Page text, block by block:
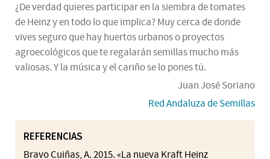
¿De verdad quieres participar en la siembra de tomates
de Heinz y en todo lo que implica? Muy cerca de donde
vives seguro que hay huertos urbanos o proyectos
agroecológicos que te regalarán semillas mucho más
valiosas. Y la música y el cariño se lo pones tú.
Juan José Soriano
Red Andaluza de Semillas
REFERENCIAS
Bravo Cuiñas, A. 2015. «La nueva Kraft Heinz